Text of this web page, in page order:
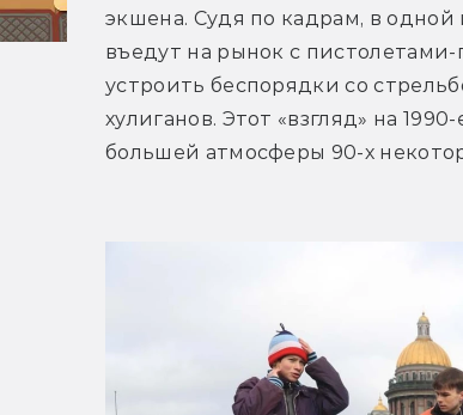
экшена. Судя по кадрам, в одной
въедут на рынок с
устроить беспорядки со
хулиганов. Этот «взгляд» на
большей атмосферы 90-х